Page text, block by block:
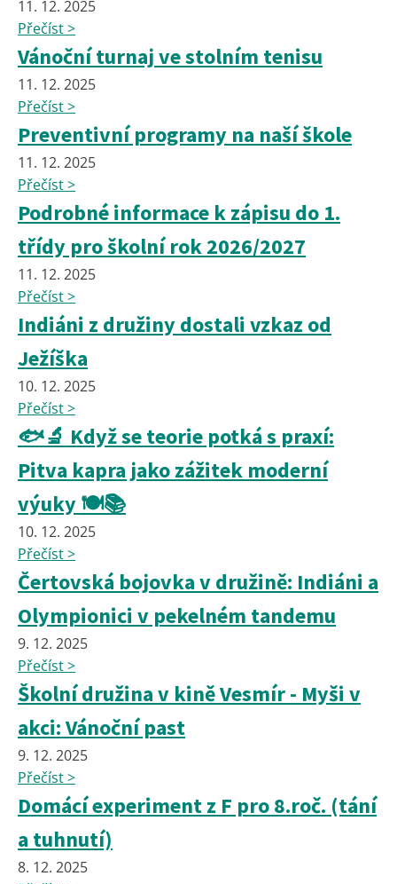
11. 12. 2025
Přečíst >
Vánoční turnaj ve stolním tenisu
11. 12. 2025
Přečíst >
Preventivní programy na naší škole
11. 12. 2025
Přečíst >
Podrobné informace k zápisu do 1.
třídy pro školní rok 2026/2027
11. 12. 2025
Přečíst >
Indiáni z družiny dostali vzkaz od
Ježíška
10. 12. 2025
Přečíst >
🐟🔬 Když se teorie potká s praxí:
Pitva kapra jako zážitek moderní
výuky 🍽️📚
10. 12. 2025
Přečíst >
Čertovská bojovka v družině: Indiáni a
Olympionici v pekelném tandemu
9. 12. 2025
Přečíst >
Školní družina v kině Vesmír - Myši v
akci: Vánoční past
9. 12. 2025
Přečíst >
Domácí experiment z F pro 8.roč. (tání
a tuhnutí)
8. 12. 2025